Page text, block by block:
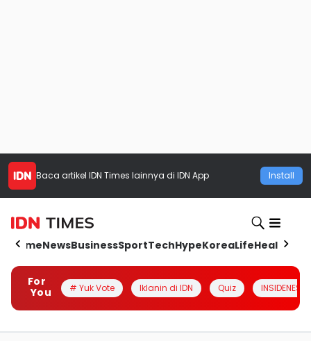
Baca artikel IDN Times lainnya di IDN App Install
HomeNewsBusinessSportTechHypeKoreaLifeHealth
For
You
# Yuk Vote Iklanin di IDN Quiz INSIDENESIA